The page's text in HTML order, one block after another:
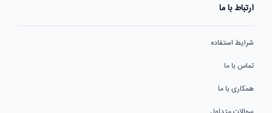
ارتباط با ما
شرایط استفاده
تماس با ما
همکاری با ما